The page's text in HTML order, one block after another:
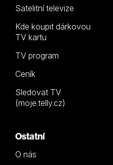
Satelitní televize
Kde koupit dárkovou
TV kartu
TV program
Ceník
Sledovat TV
(moje.telly.cz)
Ostatní
O nás